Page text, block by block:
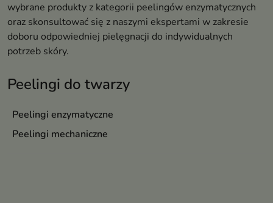
Peelingi do twarzy
Peelingi enzymatyczne
Peelingi mechaniczne
wybrane produkty z kategorii peelingów enzymatycznych
oraz skonsultować się z naszymi ekspertami w zakresie
doboru odpowiedniej pielęgnacji do indywidualnych
potrzeb skóry.